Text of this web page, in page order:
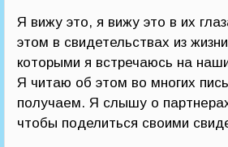
Я вижу это, я вижу это в их
этом в свидетельствах из
которыми я встречаюсь на
Я читаю об этом во многих
получаем. Я слышу о
чтобы поделиться своими